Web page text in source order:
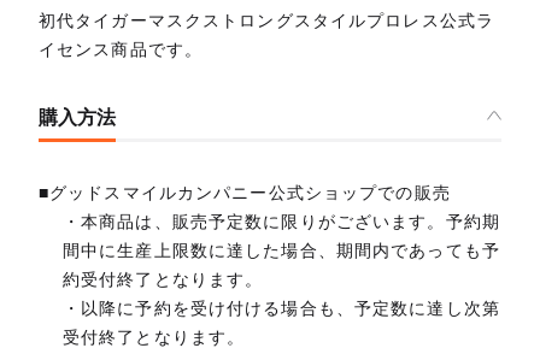
初代タイガーマスクストロングスタイルプロレス公式ラ
イセンス商品です。
購入方法
■グッドスマイルカンパニー公式ショップでの販売
・本商品は、販売予定数に限りがございます。予約期
間中に生産上限数に達した場合、期間内であっても予
約受付終了となります。
・以降に予約を受け付ける場合も、予定数に達し次第
受付終了となります。